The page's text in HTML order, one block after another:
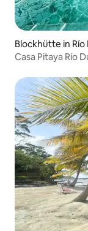
Blockhütte in Río
Casa Pitaya Río